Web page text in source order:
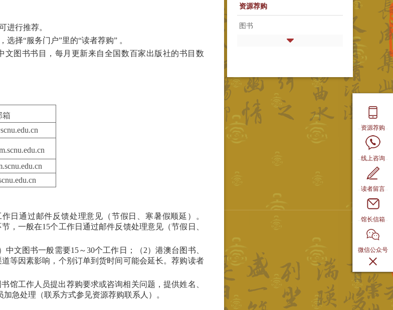
进行推荐。
择“服务门户”里的“读者荐购” 。
文图书书目，每月更新来自全国数百家出版社的书目数
箱
日通过邮件反馈处理意见（节假日、寒暑假顺延）。
，一般在15个工作日通过邮件反馈处理意见（节假日、
文图书一般需要15～30个工作日；（2）港澳台图书、
等因素影响，个别订单到货时间可能会延长。荐购读者
馆工作人员提出荐购要求或咨询相关问题，提供姓名、
急处理（联系方式参见资源荐购联系人）。
资源荐购
图书
资源荐购
线上咨询
读者留言
馆长信箱
微信公众号